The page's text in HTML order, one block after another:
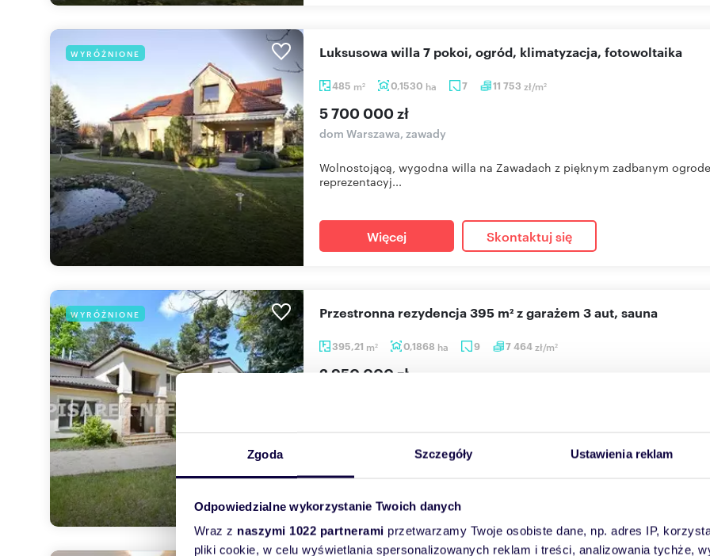
Zgoda Szczegóły Ustawienia reklam
Odpowiedzialne wykorzystanie Twoich danych
Wraz z naszymi 1022 partnerami przetwarzamy Twoje osobiste dane, np. adres IP,
pliki cookie, w celu wyświetlania spersonalizowanych reklam i treści, analizowania tychże,
WYRÓŻNIONE
485 m2 0,1530 ha 7 11 753 zł/m2
Luksusowa willa 7 pokoi, ogród, klimatyzacja, fotowoltaika
5 700 000 zł
dom Warszawa, zawady
Wolnostojącą, wygodna willa na Zawadach z pięknym zadbanym
reprezentacyj...
Więcej Skontaktuj się
WYRÓŻNIONE
395,21 m2 0,1868 ha 9 7 464zł/m2
Przestronna rezydencja 395 m² z garażem 3 aut, sauna
2 950 000 zł
| Duża, przestronna i komfortowa rezydencja znajdująca się na Starym